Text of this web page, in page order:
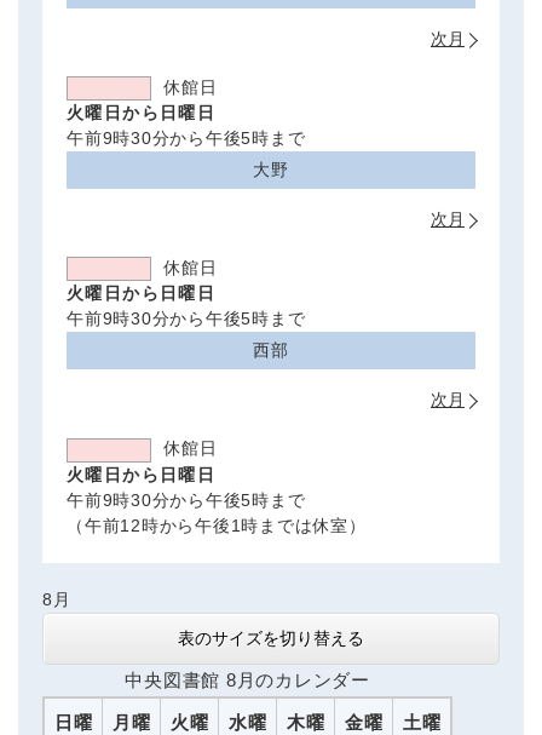
次月
休館日
火曜日から日曜日
午前9時30分から午後5時まで
大野
次月
休館日
火曜日から日曜日
午前9時30分から午後5時まで
西部
次月
休館日
火曜日から日曜日
午前9時30分から午後5時まで
（午前12時から午後1時までは休室）
8月
表のサイズを切り替える
中央図書館 8月のカレンダー
日曜 月曜 火曜 水曜 木曜 金曜 土曜